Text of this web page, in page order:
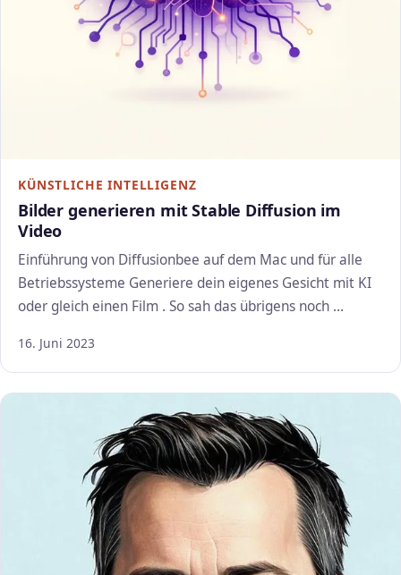
KÜNSTLICHE INTELLIGENZ
Bilder generieren mit Stable Diffusion im
Video
Einführung von Diffusionbee auf dem Mac und für alle
Betriebssysteme Generiere dein eigenes Gesicht mit KI
oder gleich einen Film . So sah das übrigens noch …
16. Juni 2023